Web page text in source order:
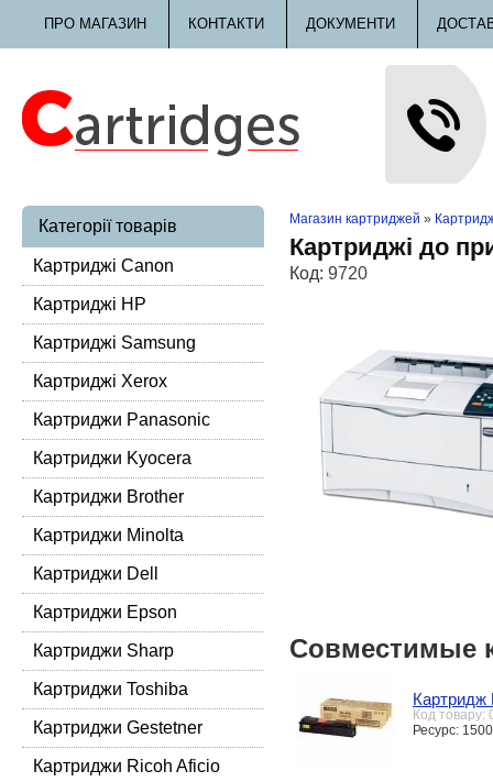
ПРО МАГАЗИН КОНТАКТИ ДОКУМЕНТИ
Категорії товарів
Картриджі Canon
Картриджі HP
Картриджі Samsung
Картриджі Xerox
Картриджи Panasonic
Картриджи Kyocera
Картриджи Brother
Картриджи Minolta
Картриджи Dell
Картриджи Epson
Картриджи Sharp
Картриджи Toshiba
Картриджи Gestetner
Картриджи Ricoh Aficio
Магазин картриджей »
Картриджі до
Код: 9720
Совместимые
Картридж
Код товару:
Ресурс: